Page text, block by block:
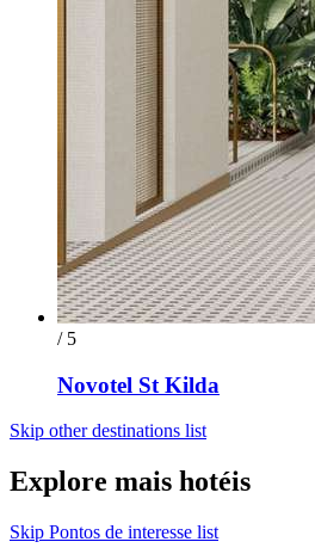
/ 5
Novotel St Kilda
Skip other destinations list
Explore mais hotéis
Skip Pontos de interesse list